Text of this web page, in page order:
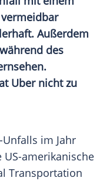
Außerdem
des
Uber nicht zu
im Jahr
amerikanische
Transportation